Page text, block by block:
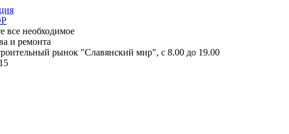
все необходимое
и ремонта
рынок "Славянский мир", с 8.00 до 19.00